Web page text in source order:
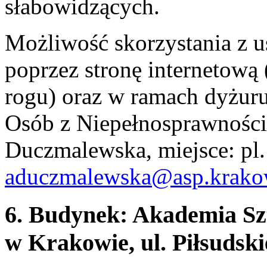
słabowidzących.
Możliwość skorzystania z
poprzez stronę
rogu) oraz w ramach
Osób z
Duczmalewska, miejsce:
6. Budynek: Akademia
w Krakowie, ul.